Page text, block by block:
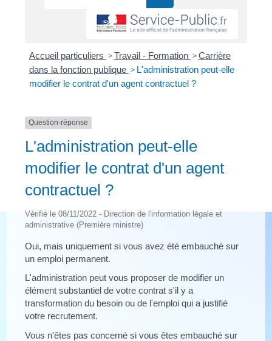
Accueil particuliers >Travail - Formation >Carrière
dans la fonction publique > L'administration peut-elle
modifier le contrat d'un agent contractuel ?
Question-réponse
L'administration peut-elle
modifier le contrat d'un agent
contractuel ?
Vérifié le 08/11/2022 - Direction de l'information légale et
administrative (Première ministre)
Oui, mais uniquement si vous avez été embauché sur
un emploi permanent.
L'administration peut vous proposer de modifier un
élément substantiel de votre contrat s'il y a
transformation du besoin ou de l'emploi qui a justifié
votre recrutement.
Vous n'êtes pas concerné si vous êtes embauché sur